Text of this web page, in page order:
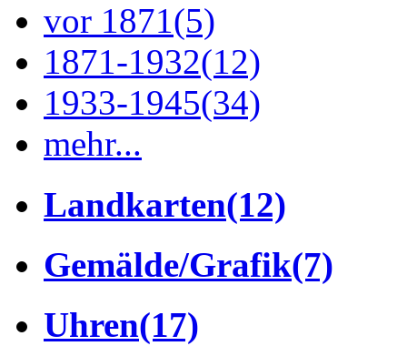
vor 1871(5)
1871-1932(12)
1933-1945(34)
mehr...
Landkarten(12)
Gemälde/Grafik(7)
Uhren(17)